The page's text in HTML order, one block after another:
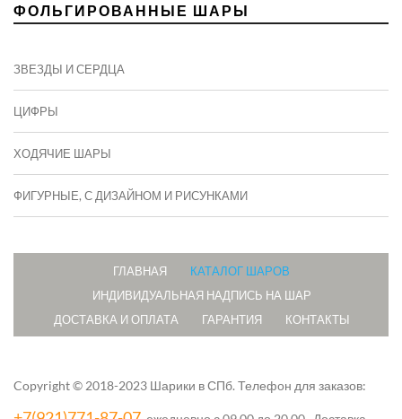
ФОЛЬГИРОВАННЫЕ ШАРЫ
ЗВЕЗДЫ И СЕРДЦА
ЦИФРЫ
ХОДЯЧИЕ ШАРЫ
ФИГУРНЫЕ, С ДИЗАЙНОМ И РИСУНКАМИ
ГЛАВНАЯ
КАТАЛОГ ШАРОВ
ИНДИВИДУАЛЬНАЯ НАДПИСЬ НА ШАР
ДОСТАВКА И ОПЛАТА
ГАРАНТИЯ КОНТАКТЫ
Copyright © 2018-2023 Шарики в СПб. Телефон для заказов: